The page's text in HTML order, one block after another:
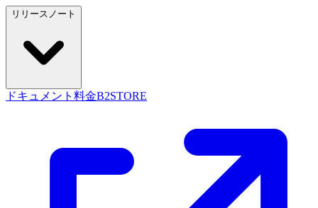
リリースノート
ドキュメント 料金B2STORE